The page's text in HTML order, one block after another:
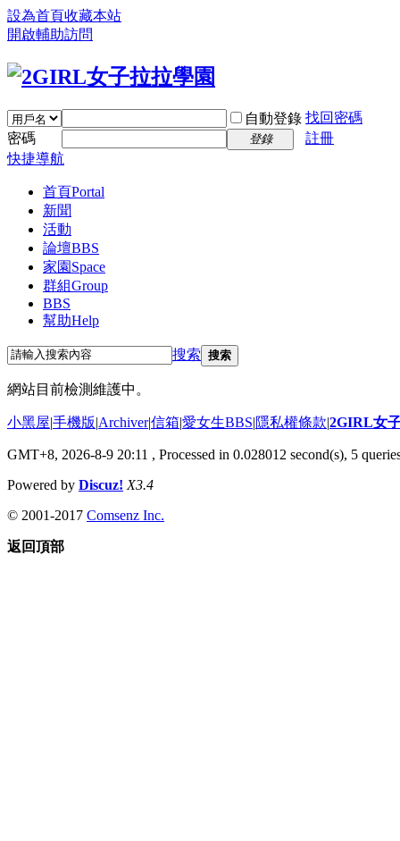
設為首頁收藏本站
開啟輔助訪問
自動登錄 找回密碼
密碼
登錄
註冊
快捷導航
首頁Portal
新聞
活動
論壇BBS
家園 Space
群組Group
BBS
幫助Help
搜索 搜索
網站目前檢測維護中。
小黑屋|手機版|Archiver|信箱|愛女生BBS|隱私權條款|2GIRL女
GMT+8, 2026-8-9 20:11 , Processed in 0.028012 second(s), 5
Powered by Discuz! X3.4
© 2001-2017 Comsenz Inc.
返回頂部